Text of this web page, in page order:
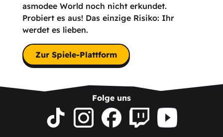
asmodee World noch nicht erkundet.
Probiert es aus! Das einzige Risiko: Ihr
werdet es lieben.
Zur Spiele-Plattform
Folge uns